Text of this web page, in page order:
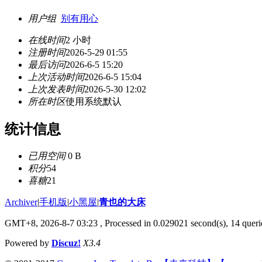
用户组 别有用心
在线时间2 小时
注册时间2026-5-29 01:55
最后访问2026-6-5 15:20
上次活动时间2026-6-5 15:04
上次发表时间2026-5-30 12:02
所在时区使用系统默认
统计信息
已用空间0 B
积分54
喜糖21
Archiver|手机版|小黑屋|青也的大床
GMT+8, 2026-8-7 03:23 , Processed in 0.029021 second(s), 14
Powered by Discuz! X3.4